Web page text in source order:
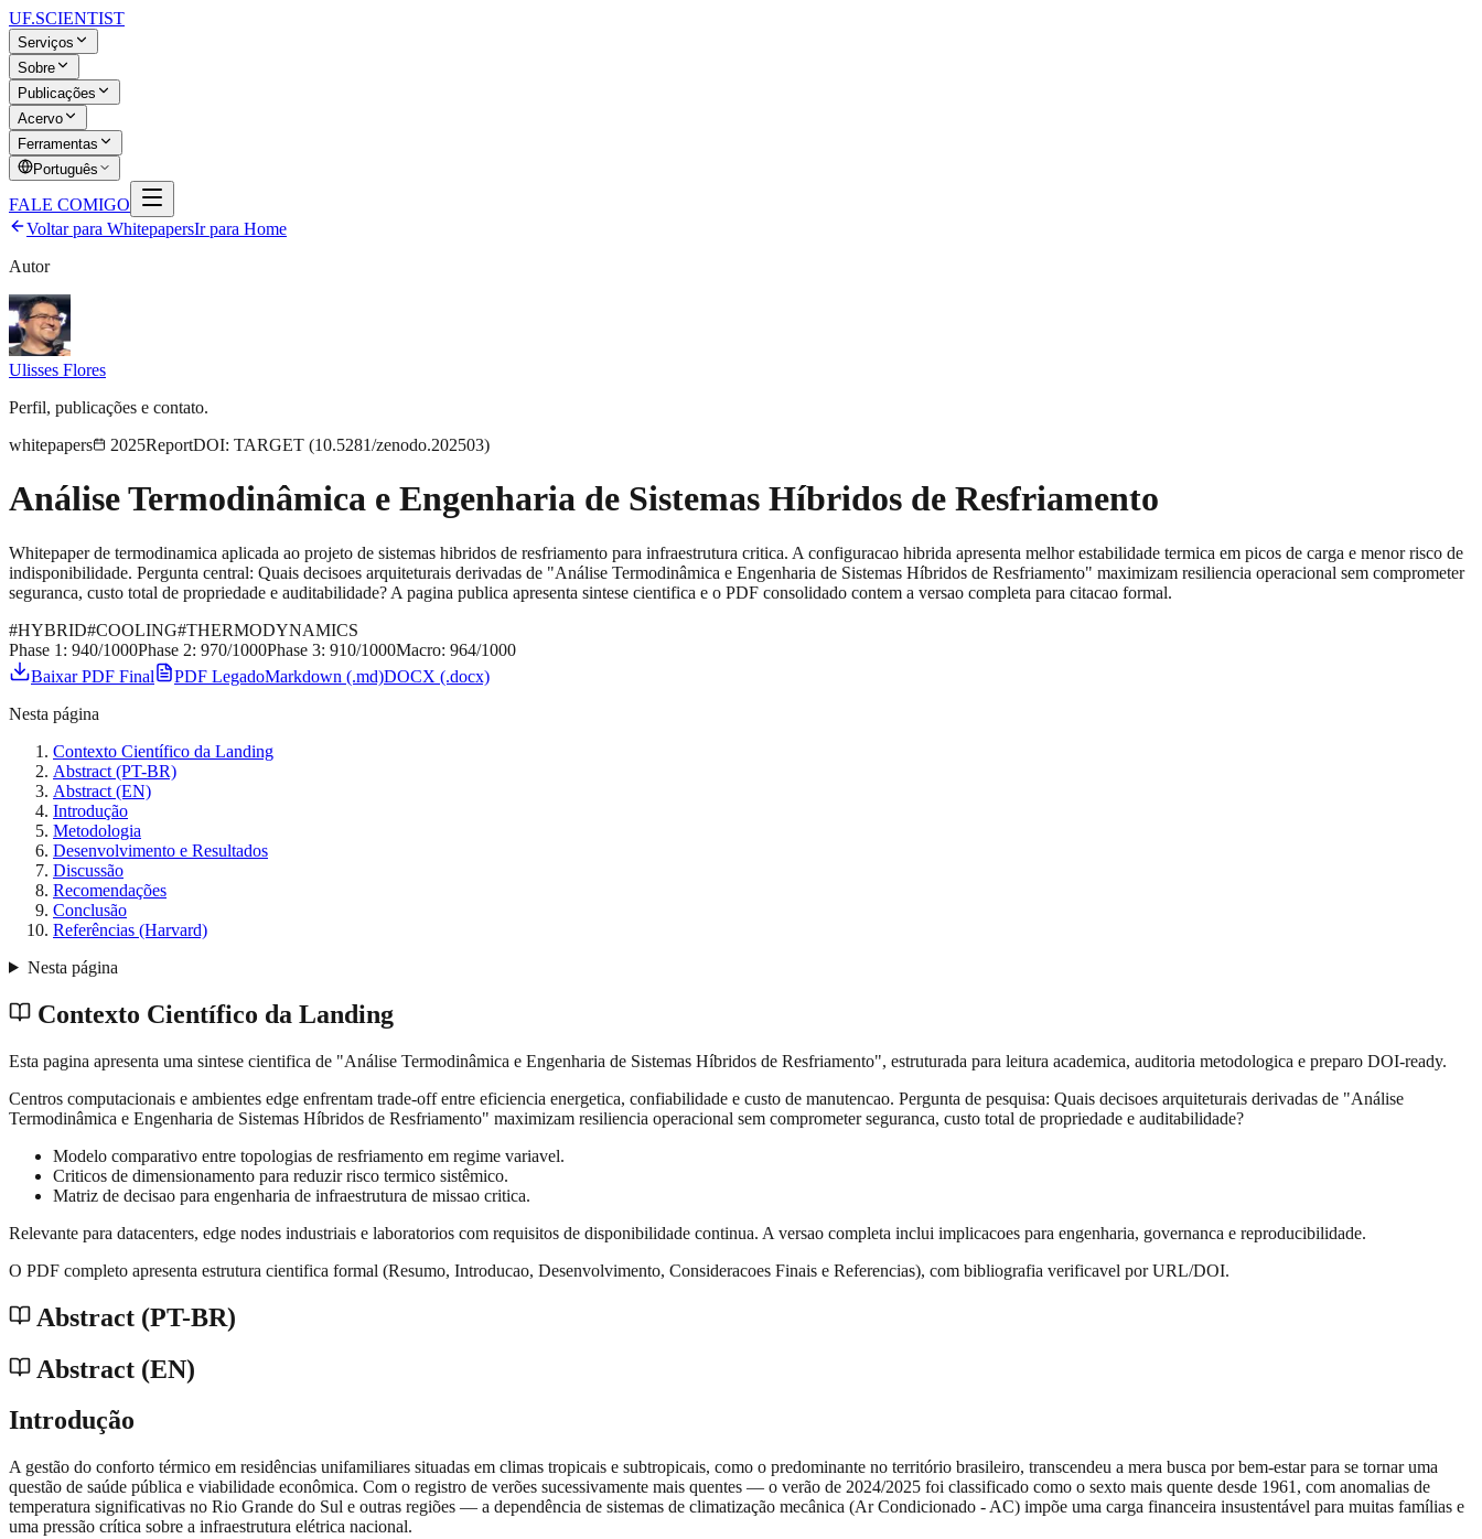
UF.SCIENTIST
Serviços
Sobre
Publicações
Acervo
Ferramentas
Português
FALE COMIGO
Voltar para WhitepapersIr para Home
Autor
Ulisses Flores
Perfil, publicações e contato.
whitepapers
2025ReportDOI: TARGET (10.5281/zenodo.202503)
Análise Termodinâmica e Engenharia de Sistemas Híbridos de Resfriamento
Whitepaper de termodinamica aplicada ao projeto de sistemas hibridos de resfriamento para infraestrutura critica. A configuracao hibrida apresenta melhor estabilidade termica em picos de carga e menor risco de
indisponibilidade. Pergunta central: Quais decisoes arquiteturais derivadas de "Análise Termodinâmica e Engenharia de Sistemas Híbridos de Resfriamento" maximizam resiliencia operacional sem comprometer
seguranca, custo total de propriedade e auditabilidade? A pagina publica apresenta sintese cientifica e o PDF consolidado contem a versao completa para citacao formal.
#HYBRID#COOLING#THERMODYNAMICS
Phase 1: 940/1000Phase 2: 970/1000Phase 3: 910/1000Macro: 964/1000
Baixar PDF Final
PDF LegadoMarkdown (.md)DOCX (.docx)
Nesta página
Contexto Científico da Landing
Abstract (PT-BR)
Abstract (EN)
Introdução
Metodologia
Desenvolvimento e Resultados
Discussão
Recomendações
Conclusão
Referências (Harvard)
Nesta página
Contexto Científico da Landing
Esta pagina apresenta uma sintese cientifica de "Análise Termodinâmica e Engenharia de Sistemas Híbridos de Resfriamento", estruturada para leitura academica, auditoria metodologica e preparo DOI-ready.
Centros computacionais e ambientes edge enfrentam trade-off entre eficiencia energetica, confiabilidade e custo de manutencao. Pergunta de pesquisa: Quais decisoes arquiteturais derivadas de "Análise
Termodinâmica e Engenharia de Sistemas Híbridos de Resfriamento" maximizam resiliencia operacional sem comprometer seguranca, custo total de propriedade e auditabilidade?
Modelo comparativo entre topologias de resfriamento em regime variavel.
Criticos de dimensionamento para reduzir risco termico sistêmico.
Matriz de decisao para engenharia de infraestrutura de missao critica.
Relevante para datacenters, edge nodes industriais e laboratorios com requisitos de disponibilidade continua. A versao completa inclui implicacoes para engenharia, governanca e reproducibilidade.
O PDF completo apresenta estrutura cientifica formal (Resumo, Introducao, Desenvolvimento, Consideracoes Finais e Referencias), com bibliografia verificavel por URL/DOI.
Abstract (PT-BR)
Abstract (EN)
Introdução
A gestão do conforto térmico em residências unifamiliares situadas em climas tropicais e subtropicais, como o predominante no território brasileiro, transcendeu a mera busca por bem-estar para se tornar uma
questão de saúde pública e viabilidade econômica. Com o registro de verões sucessivamente mais quentes — o verão de 2024/2025 foi classificado como o sexto mais quente desde 1961, com anomalias de
temperatura significativas no Rio Grande do Sul e outras regiões — a dependência de sistemas de climatização mecânica (Ar Condicionado - AC) impõe uma carga financeira insustentável para muitas famílias e
uma pressão crítica sobre a infraestrutura elétrica nacional.